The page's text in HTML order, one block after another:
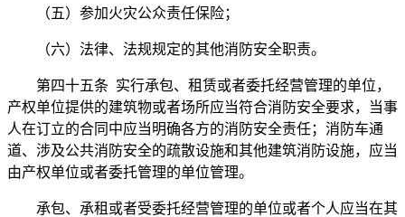
（五）参加火灾公众责任保险；
（六）法律、法规规定的其他消防安全职责。
第四十五条 实行承包、租赁或者委托经营管理的单位，
产权单位提供的建筑物或者场所应当符合消防安全要求，当事
人在订立的合同中应当明确各方的消防安全责任；消防车通
道、涉及公共消防安全的疏散设施和其他建筑消防设施，应当
由产权单位或者委托管理的单位管理。
承包、承租或者受委托经营管理的单位或者个人应当在其